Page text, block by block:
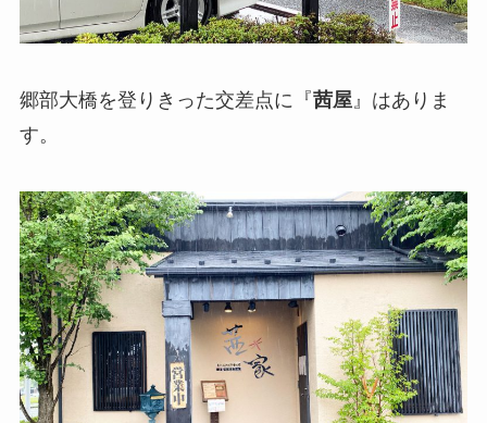
郷部大橋を登りきった交差点に『茜屋 』はありま
す。